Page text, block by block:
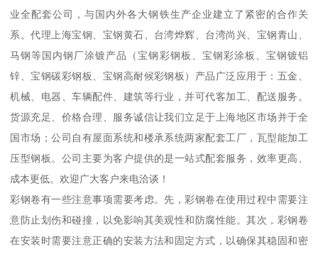
业全配套公司，与国内外各大钢铁生产企业建立了紧密的合作关
系。代理上海宝钢、宝钢黄石、台湾烨辉、台湾尚兴、宝钢青山、
马钢等国内钢厂涂镀产品（宝钢彩钢板、宝钢彩涂板、宝钢镀铝
锌、宝钢碳彩钢板、宝钢高耐候彩钢板）产品广泛应用于：五金、
机械、电器、车辆配件、建筑等行业，并可代客加工、配送服务。
货源充足、价格合理、服务诚信让我们立足于上海地区市场并于全
国市场；公司自有屋面系统和楼承系统两家配套工厂，瓦型能加工
压型钢板。公司主要为客户提供的是一站式配套服务，效率更高、
成本更低。欢迎广大客户来电洽谈！
彩钢卷有一些注意事项需要考虑。先，彩钢卷在使用过程中需要注
意防止划伤和碰撞，以免影响其美观性和防腐性能。其次，彩钢卷
在安装时需要注意正确的安装方法和固定方式，以确保其稳固和密